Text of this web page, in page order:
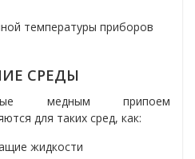
температуры приборов
СРЕДЫ
медным припоем
для таких сред, как:
жидкости